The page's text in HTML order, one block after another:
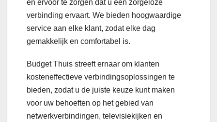
en ervoor te zorgen dat u een zorgeloze
verbinding ervaart. We bieden hoogwaardige
service aan elke klant, zodat elke dag
gemakkelijk en comfortabel is.
Budget Thuis streeft ernaar om klanten
kosteneffectieve verbindingsoplossingen te
bieden, zodat u de juiste keuze kunt maken
voor uw behoeften op het gebied van
netwerkverbindingen, televisiekijken en